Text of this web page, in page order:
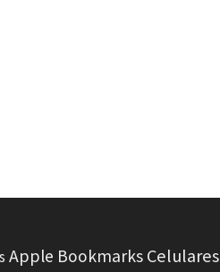
Apple Bookmarks Celulares